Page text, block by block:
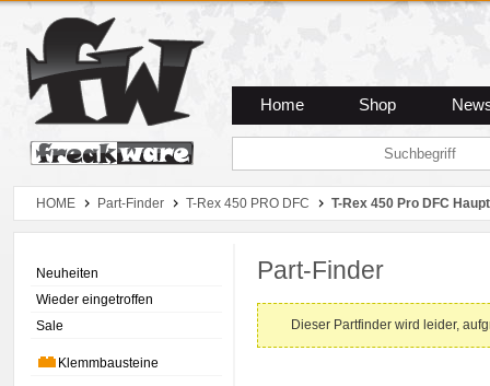
Zum Hauptmenue
Zum Seiteninhalt
Zum Warenkob
Home Shop
HOME Part-Finder T-Rex 450 PRO DFC T-Rex 450 Pro DFC
Neuheiten
Wieder eingetroffen
Sale
Klemmbausteine
Part-Finder
Dieser Partfinder wird leider,